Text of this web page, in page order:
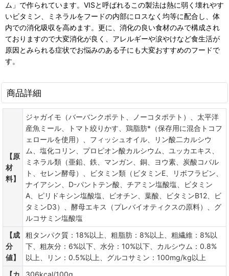
ム」で作られています。VISと呼ばれるこの製法は熱に弱く壊れやす
いビタミン、ミネラルをフードの内部にロスなく均等に配合し、体
内での消化吸収を高めます。更に、消化の良い食材のみで構成され
ておりますので大変消化が良く、アレルギーや涙やけなど食生活が
原因とみられる症状でお悩みのある子にも大変おすすめのフードで
す。
商品詳細
【原
材
料】
ジャガイモ（バーバンクポテト、ノーコタポテト）、太平洋
産魚ミール、トマト絞りかす、鶏脂肪*（保存用に混合トコフ
ェロールを使用）、フィッシュオイル、リン酸二カルシウ
ム、塩化コリン、プロピオン酸カルシウム、ユッカエキス、
ミネラル類（亜鉛、鉄、マンガン、銅、ヨウ素、炭酸コバル
ト、セレン酵母）、ビタミン類（ビタミンE、リボフラビン、
ナイアシン、D-パントテン酸、チアミン塩酸塩、ビタミン
A、ピリドキシン塩酸塩、ビオチン、葉酸、ビタミンB12、ビ
タミンD3）、酵母エキス（プレバイオティクスの原料）、グ
ルコサミン塩酸塩
【成
分
値】
粗タンパク質：18%以上、粗脂肪：8%以上、粗繊維：8%以
下、粗灰分：6%以下、水分：10%以下、カルシウム：0.8%
以上、リン：0.5%以上、グルコサミン：100mg/kg以上
【カ
306kcal/100g